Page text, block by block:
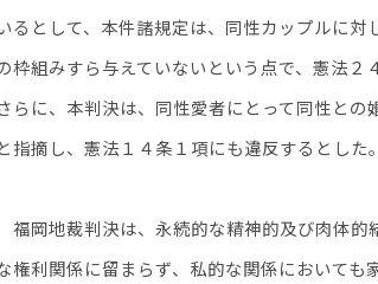
るとして、本件諸規定は、同性カップルに
枠組みすら与えていないという点で、憲法２
らに、本判決は、同性愛者にとって同性との
指摘し、憲法１４条１項にも違反するとした。
岡地裁判決は、永続的な精神的及び肉体的
権利関係に留まらず、私的な関係において